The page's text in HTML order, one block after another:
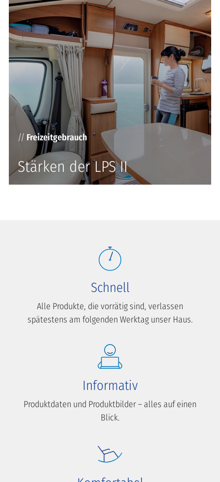
// Freizeitgebrauch
Stärken der LPS II
Schnell
Alle Produkte, die vorrätig sind, verlassen
spätestens am folgenden Werktag unser Haus.
Informativ
Produktdaten und Produktbilder – alles auf einen
Blick.